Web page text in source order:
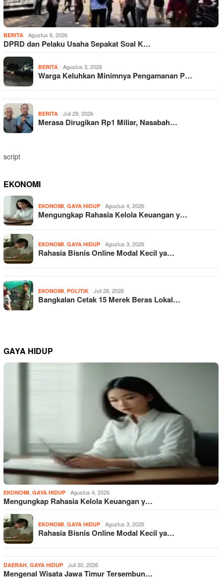
BERITA Agustus 6, 2026
DPRD dan Pelaku Usaha Sepakat Soal K…
BERITA Agustus 3, 2026
Warga Keluhkan Minimnya Pengamanan P…
BERITA Juli 29, 2026
Merasa Dirugikan Rp1 Miliar, Nasabah…
script
EKONOMI
EKONOMI, GAYA HIDUP Agustus 4, 2026
Mengungkap Rahasia Kelola Keuangan y…
EKONOMI, GAYA HIDUP Agustus 3, 2026
Rahasia Bisnis Online Modal Kecil ya…
EKONOMI, POLITIK Juli 28, 2026
Bangkalan Cetak 15 Merek Beras Lokal…
GAYA HIDUP
EKONOMI GAYA HIDUP Agustus 4, 2026
Mengungkap Rahasia Kelola Keuangan y…
EKONOMI GAYA HIDUP Agustus 3, 2026
Rahasia Bisnis Online Modal Kecil ya…
DAERAH GAYA HIDUP Juli 30, 2026
Mengenal Wisata Jawa Timur Tersembun…